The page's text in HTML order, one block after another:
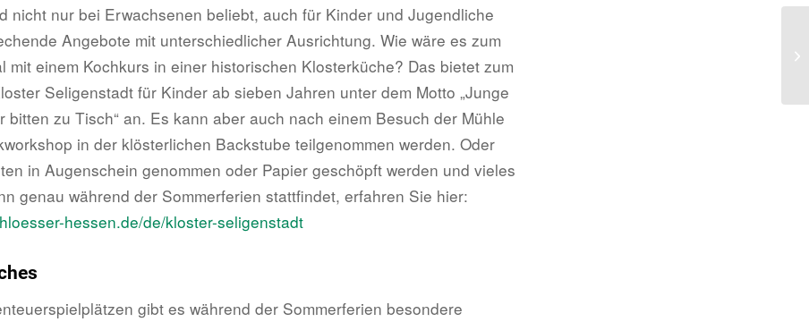
nicht nur bei Erwachsenen beliebt, auch für Kinder und Jugendliche
Angebote mit unterschiedlicher Ausrichtung. Wie wäre es zum
mit einem Kochkurs in einer historischen Klosterküche? Das bietet zum
Seligenstadt für Kinder ab sieben Jahren unter dem Motto „Junge
bitten zu Tisch“ an. Es kann aber auch nach einem Besuch der Mühle
in der klösterlichen Backstube teilgenommen werden. Oder
in Augenschein genommen oder Papier geschöpft werden und vieles
genau während der Sommerferien stattfindet, erfahren Sie hier:
hessen.de/de/kloster-seligenstadt
gibt es während der Sommerferien besondere